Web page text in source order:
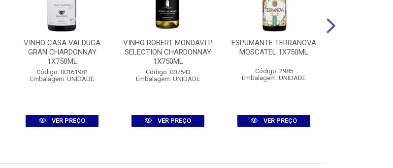
VINHO CASA VALDUGA
GRAN CHARDONNAY
1X750ML
Código: 00161981
Embalagem: UNIDADE
VER PREÇO
VINHO ROBERT MONDAVI P
SELECTION CHARDONNAY
1X750ML
Código: 007543
Embalagem: UNIDADE
VER PREÇO
ESPUMANTE TERRANOVA
MOSCATEL 1X750ML
Código: 2985
Embalagem: UNIDADE
VER PREÇO